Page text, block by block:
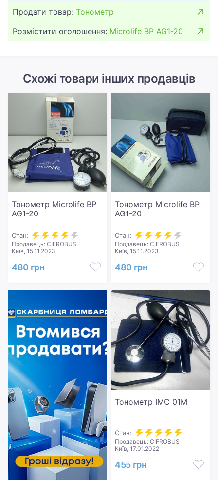
Продати товар: Тонометр
Розмістити оголошення: Microlife BP AG1-20
Схожі товари інших продавців
Тонометр Microlife BP
AG1-20
Стан:
Продавець: CIFROBUS
Київ, 15.11.2023
480 грн
Тонометр Microlife BP
AG1-20
Стан:
Продавець: CIFROBUS
Київ, 15.11.2023
480 грн
Тонометр IMC 01M
Стан:
Продавець: CIFROBUS
Київ, 17.01.2022
455 грн